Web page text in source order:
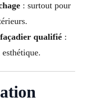
: surtout pour
qualifié: